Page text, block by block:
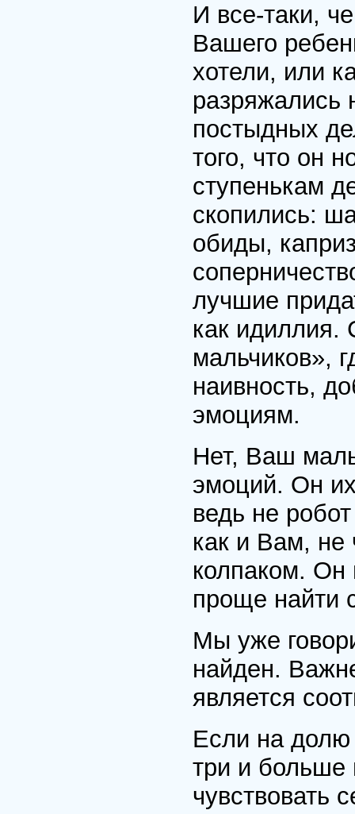
И все-таки,
Вашего
хотели, или
разряжались
постыдных
того, что он
ступенькам
скопились:
обиды,
лучшие
как идиллия.
мальчиков»,
наивность,
эмоциям.
Нет, Ваш
эмоций. Он
ведь не
как и Вам,
колпаком. Он
проще найти
Мы уже
найден.
является
Если на долю
три и
чувствовать